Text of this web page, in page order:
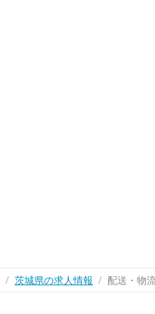
茨城県の求人情報 配送・物